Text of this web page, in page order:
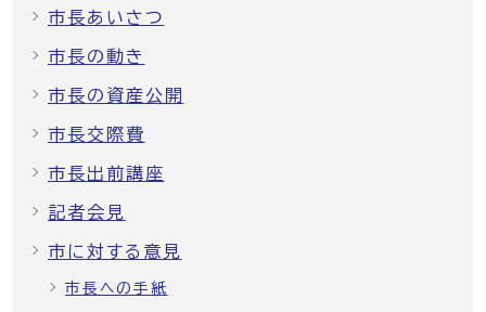
市長あいさつ
市長の動き
市長の資産公開
市長交際費
市長出前講座
記者会見
市に対する意見
市長への手紙